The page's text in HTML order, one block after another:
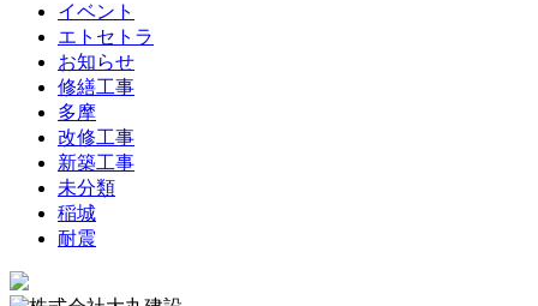
イベント
エトセトラ
お知らせ
修繕工事
多摩
改修工事
新築工事
未分類
稲城
耐震